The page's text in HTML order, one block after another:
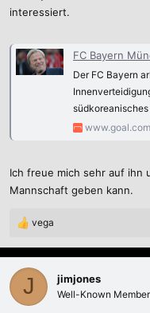
interessiert.
FC Bayern München offenbar
Der FC Bayern
www.goal.com
Ich freue mich sehr auf ihn
Mannschaft geben kann.
R
a
k
i
vega
J jimjones
Well-Known Member